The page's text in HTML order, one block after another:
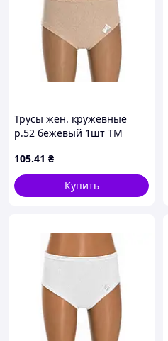
Трусы жен. кружевные
р.52 бежевый 1шт ТМ
105.41 ₴
Купить